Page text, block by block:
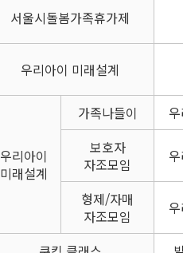
서울시돌봄가족휴가제
우리아이 미래설계
우리아이
미래설계
가족나들이
보호자
자조모임
형제/자매
자조모임